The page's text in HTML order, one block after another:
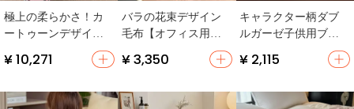
極上の柔らかさ！カ
ートゥーンデザイン
のコットン毛布【季
節を問わず使用可・
¥ 10,271
バラの花束デザイン
毛布【オフィス用・
お昼寝・ソファー＆
ベッド用】
¥ 3,350
キャラクター柄ダブ
ルガーゼ子供用ブラ
ンケット【コットン1
00%・クマデザイン・
¥ 2,115